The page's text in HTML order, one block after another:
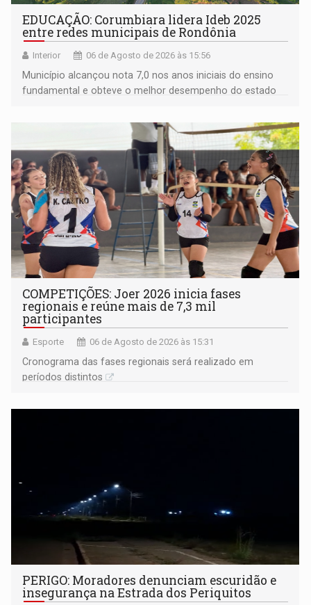
EDUCAÇÃO: Corumbiara lidera Ideb 2025
entre redes municipais de Rondônia
Interior 06 de Agosto de 2026 às 15:56
Município alcançou nota 7,0 nos anos iniciais do ensino
fundamental e obteve o melhor desempenho do estado
COMPETIÇÕES: Joer 2026 inicia fases
regionais e reúne mais de 7,3 mil
participantes
Esporte 06 de Agosto de 2026 às 15:31
Cronograma das fases regionais será realizado em
períodos distintos
PERIGO: Moradores denunciam escuridão e
insegurança na Estrada dos Periquitos